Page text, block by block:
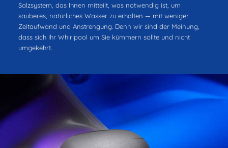
Salzsystem, das Ihnen mitteilt, was notwendig ist, um
sauberes, natürliches Wasser zu erhalten — mit weniger
Zeitaufwand und Anstrengung. Denn wir sind der Meinung,
dass sich Ihr Whirlpool um Sie kümmern sollte und nicht
umgekehrt.